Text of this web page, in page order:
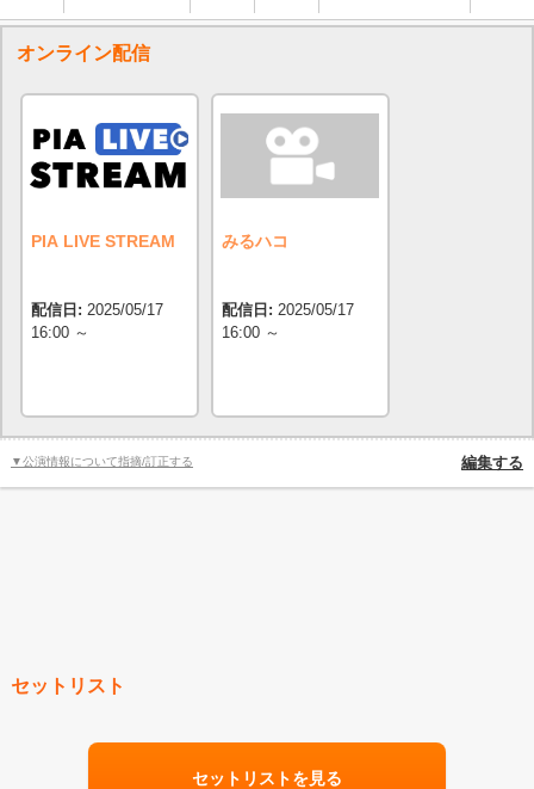
オンライン配信
PIA LIVE STREAM
配信日: 2025/05/17
16:00 ～
みるハコ
配信日: 2025/05/17
16:00 ～
▼公演情報について指摘/訂正する 編集する
セットリスト
セットリストを見る